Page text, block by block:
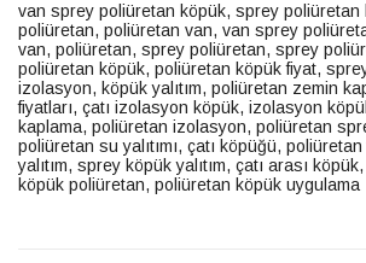
van sprey poliüretan köpük, sprey poliüretan
poliüretan, poliüretan van, van sprey
van, poliüretan, sprey poliüretan, sprey
poliüretan köpük, poliüretan köpük fiyat,
izolasyon, köpük yalıtım, poliüretan zemin
fiyatları, çatı izolasyon köpük, izolasyon
kaplama, poliüretan izolasyon, poliüretan
poliüretan su yalıtımı, çatı köpüğü, poliüretan
yalıtım, sprey köpük yalıtım, çatı arası köpük,
köpük poliüretan, poliüretan köpük uygulama